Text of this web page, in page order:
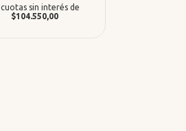
cuotas sin interés de
$104.550,00